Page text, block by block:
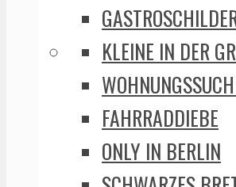
KLEINE IN DER
FAHRRADDIEBE
ONLY IN BERLIN